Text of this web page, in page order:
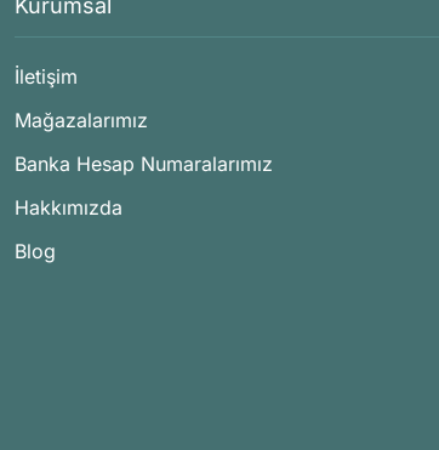
Kurumsal
İletişim
Mağazalarımız
Banka Hesap Numaralarımız
Hakkımızda
Blog